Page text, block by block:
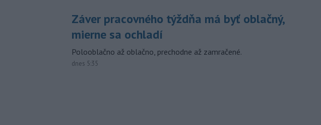
Záver pracovného týždňa má byť oblačný,
mierne sa ochladí
Polooblačno až oblačno, prechodne až zamračené.
dnes 5:35